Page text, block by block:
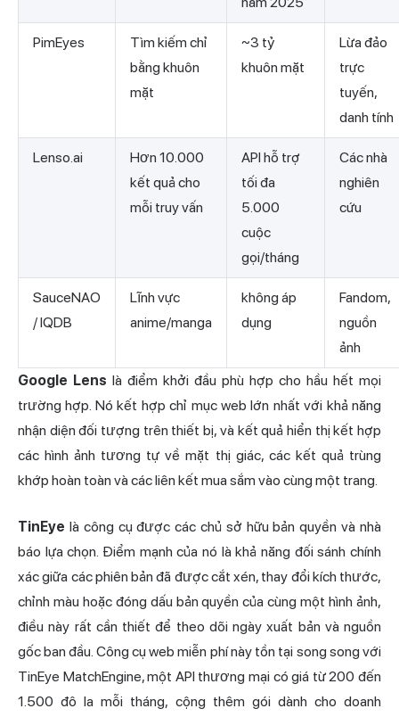
PimEyes
Tìm kiếm chỉ
bằng khuôn
mặt
~3 tỷ
khuôn mặt
Lừa đảo
trực
tuyến,
danh tính
Lenso.ai
Hơn 10.000
kết quả cho
mỗi truy vấn
API hỗ trợ
tối đa
5.000
cuộc
gọi/tháng
Các nhà
nghiên
cứu
SauceNAO
/ IQDB
Lĩnh vực
anime/manga
không áp
dụng
Fandom,
nguồn
ảnh
Google Lens là điểm khởi đầu phù hợp cho hầu hết mọi
trường hợp. Nó kết hợp chỉ mục web lớn nhất với khả năng
nhận diện đối tượng trên thiết bị, và kết quả hiển thị kết hợp
các hình ảnh tương tự về mặt thị giác, các kết quả trùng
khớp hoàn toàn và các liên kết mua sắm vào cùng một trang.
TinEye là công cụ được các chủ sở hữu bản quyền và nhà
báo lựa chọn. Điểm mạnh của nó là khả năng đối sánh chính
xác giữa các phiên bản đã được cắt xén, thay đổi kích thước,
chỉnh màu hoặc đóng dấu bản quyền của cùng một hình ảnh,
điều này rất cần thiết để theo dõi ngày xuất bản và nguồn
gốc ban đầu. Công cụ web miễn phí này tồn tại song song với
TinEye MatchEngine, một API thương mại có giá từ 200 đến
1.500 đô la mỗi tháng, cộng thêm gói dành cho doanh